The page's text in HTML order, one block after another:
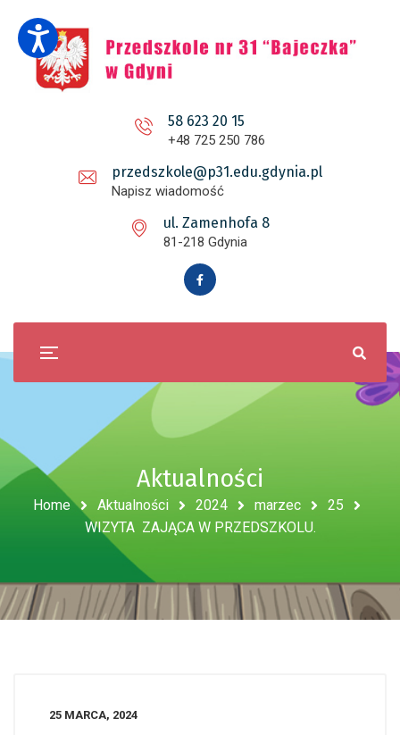
58 623 20 15
+48 725 250 786
przedszkole@p31.edu.gdynia.pl
Napisz wiadomość
ul. Zamenhofa 8
81-218 Gdynia
Aktualności
Home Aktualności 2024 marzec
25
WIZYTA ZAJĄCA W PRZEDSZKOLU.
25 MARCA, 2024